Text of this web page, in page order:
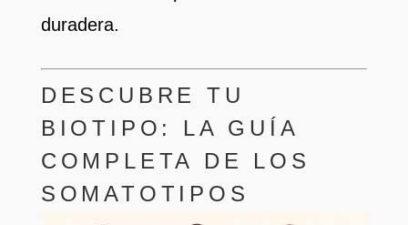
duradera.
DESCUBRE TU
BIOTIPO: LA GUÍA
COMPLETA DE LOS
SOMATOTIPOS